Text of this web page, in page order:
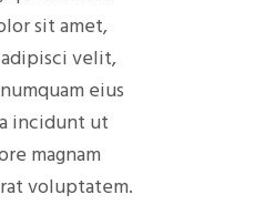
sit amet,
velit,
eius
incidunt ut
magnam
voluptatem.